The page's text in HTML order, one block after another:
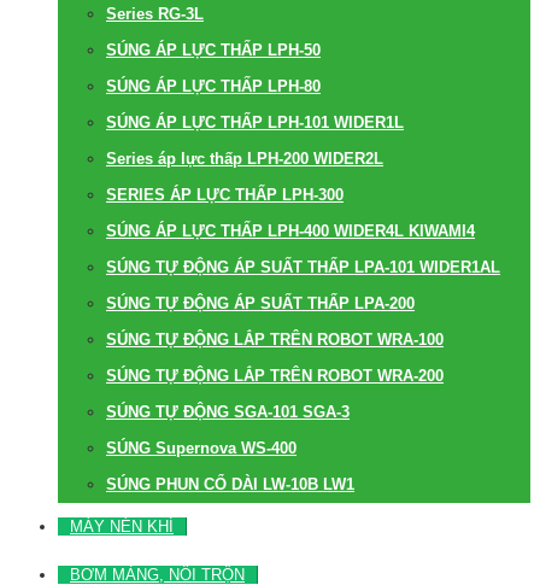
Series RG-3L
SÚNG ÁP LỰC THẤP LPH-50
SÚNG ÁP LỰC THẤP LPH-80
SÚNG ÁP LỰC THẤP LPH-101 WIDER1L
Series áp lực thấp LPH-200 WIDER2L
SERIES ÁP LỰC THẤP LPH-300
SÚNG ÁP LỰC THẤP LPH-400 WIDER4L KIWAMI4
SÚNG TỰ ĐỘNG ÁP SUẤT THẤP LPA-101 WIDER1AL
SÚNG TỰ ĐỘNG ÁP SUẤT THẤP LPA-200
SÚNG TỰ ĐỘNG LẮP TRÊN ROBOT WRA-100
SÚNG TỰ ĐỘNG LẮP TRÊN ROBOT WRA-200
SÚNG TỰ ĐỘNG SGA-101 SGA-3
SÚNG Supernova WS-400
SÚNG PHUN CỔ DÀI LW-10B LW1
MÁY NÉN KHÍ
BƠM MÀNG, NỒI TRỘN